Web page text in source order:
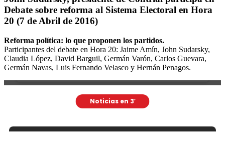
Debate sobre reforma al Sistema Electoral en Hora
20 (7 de Abril de 2016)
Reforma política: lo que proponen los partidos.
Participantes del debate en Hora 20: Jaime Amín, John Sudarsky,
Claudia López, David Barguil, Germán Varón, Carlos Guevara,
Germán Navas, Luis Fernando Velasco y Hernán Penagos.